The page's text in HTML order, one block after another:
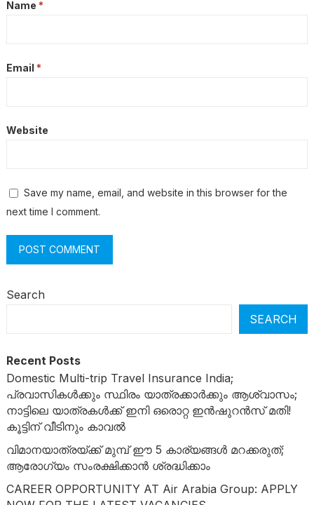
Name *
Email *
Website
Save my name, email, and website in this browser for the
next time I comment.
Search
SEARCH
Recent Posts
Domestic Multi-trip Travel Insurance India;
പ്രവാസികൾക്കും സ്ഥിരം യാത്രക്കാർക്കും ആശ്വാസം;
നാട്ടിലെ യാത്രകൾക്ക് ഇനി ഒരൊറ്റ ഇൻഷുറൻസ് മതി!
കൂട്ടിന് വീടിനും കാവൽ
വിമാനയാത്രയ്ക്ക് മുമ്പ് ഈ 5 കാര്യങ്ങൾ മറക്കരുത്;
ആരോഗ്യം സംരക്ഷിക്കാൻ ശ്രദ്ധിക്കാം
CAREER OPPORTUNITY AT Air Arabia Group: APPLY